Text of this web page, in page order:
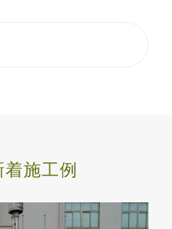
施工例